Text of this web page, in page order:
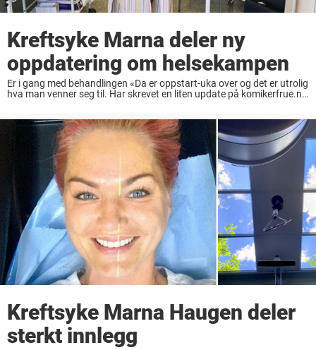
Kreftsyke Marna deler ny
oppdatering om helsekampen
Er i gang med behandlingen «Da er oppstart-uka over og det er utrolig
hva man venner seg til. Har skrevet en liten update på komikerfrue.no
Kreftsyke Marna Haugen deler
sterkt innlegg